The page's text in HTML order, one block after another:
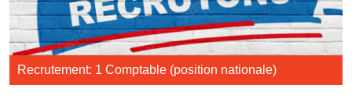
Recrutement: 1 Comptable (position nationale)